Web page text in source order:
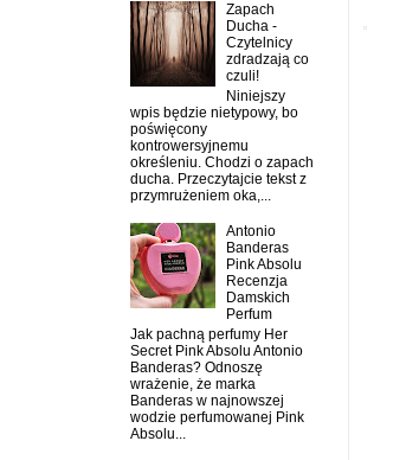
Zapach
Ducha -
Czytelnicy
zdradzają co
czuli!
Niniejszy
wpis będzie nietypowy, bo
poświęcony
kontrowersyjnemu
określeniu. Chodzi o zapach
ducha. Przeczytajcie tekst z
przymrużeniem oka,...
Antonio
Banderas
Pink Absolu
Recenzja
Damskich
Perfum
Jak pachną perfumy Her
Secret Pink Absolu Antonio
Banderas? Odnoszę
wrażenie, że marka
Banderas w najnowszej
wodzie perfumowanej Pink
Absolu...